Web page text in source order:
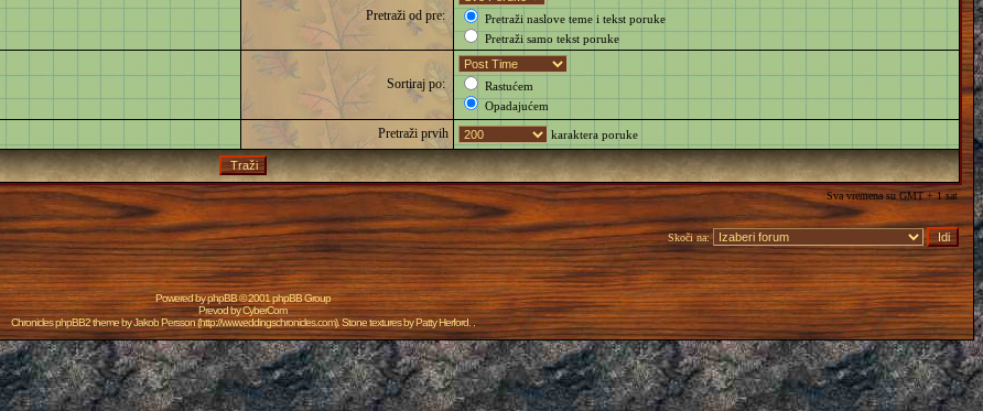
Pretraži od pre:
Pretraži naslove teme i tekst poruke
Pretraži samo tekst poruke
Sortiraj po:
Rastućem
Opadajućem
Pretraži prvih karaktera poruke
Sva vremena su GMT + 1 sat
Skoči na:
Powered byphpBB© 2001 phpBB Group
Prevod byCyberCom
Chronicles phpBB2 theme byJakob Persson(http://www.eddingschronicles.com). Stone textures byPatty Herford. .